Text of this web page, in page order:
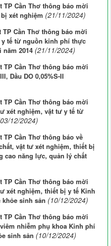
TP Cần Thơ thông báo mời
xét nghiệm (21/11/2024)
Cần Thơ thông báo mời
tế từ nguồn kinh phí thực
2014 (21/11/2024)
TP Cần Thơ thông báo mời
Dầu DO 0,05%S-II
TP Cần Thơ thông báo mời
xét nghiệm, vật tư y tế từ
12/2024)
TP Cần Thơ thông báo về
vật tư xét nghiệm, thiết bị
cao năng lực, quản lý chất
TP Cần Thơ thông báo mời
xét nghiệm, thiết bị y tế Kinh
sinh sản (10/12/2024)
TP Cần Thơ thông báo mời
nhiễm phụ khoa Kinh phí
sinh sản (10/12/2024)